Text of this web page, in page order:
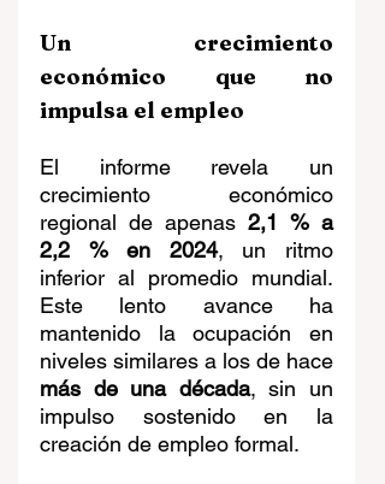
Un crecimiento
económico que no
impulsa el empleo
El informe revela un
crecimiento económico
regional de apenas 2,1 % a
2,2 % en 2024, un ritmo
inferior al promedio mundial.
Este lento avance ha
mantenido la ocupación en
más de una década, sin un
impulso sostenido en la
creación de empleo formal.